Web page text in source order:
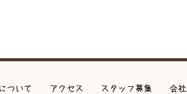
ついて アクセス スタッフ募集 会